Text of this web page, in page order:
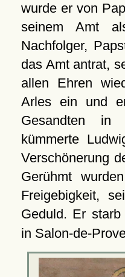
wurde er von
seinem Amt
Nachfolger,
das Amt antrat,
allen Ehren
Arles ein und
Gesandten in
kümmerte
Verschönerung
Gerühmt
Freigebigkeit,
Geduld. Er starb
in Salon-de-